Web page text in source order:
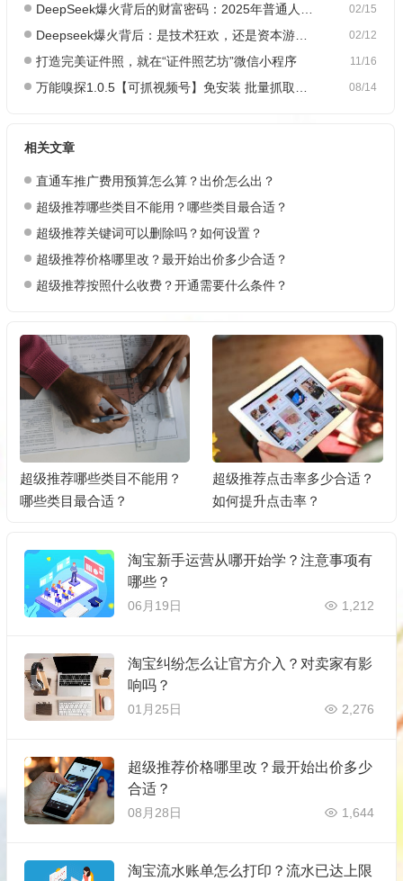
02/15
DeepSeek爆火背后的财富密码：2025年普通人如何抓住AI创业风口？
02/12
Deepseek爆火背后：是技术狂欢，还是资本游戏？
11/16
打造完美证件照，就在“证件照艺坊”微信小程序
08/14
万能嗅探1.0.5【可抓视频号】免安装 批量抓取媒体文件
相关文章
直通车推广费用预算怎么算？出价怎么出？
超级推荐哪些类目不能用？哪些类目最合适？
超级推荐关键词可以删除吗？如何设置？
超级推荐价格哪里改？最开始出价多少合适？
超级推荐按照什么收费？开通需要什么条件？
超级推荐点击率多少合适？
如何提升点击率？
超级推荐关键词可以删除
吗？如何设置？
淘宝新手运营从哪开始学？注意事项有
哪些？
06月19日 1,212
淘宝纠纷怎么让官方介入？对卖家有影
响吗？
01月25日 2,276
超级推荐价格哪里改？最开始出价多少
合适？
08月28日 1,644
淘宝流水账单怎么打印？流水已达上限